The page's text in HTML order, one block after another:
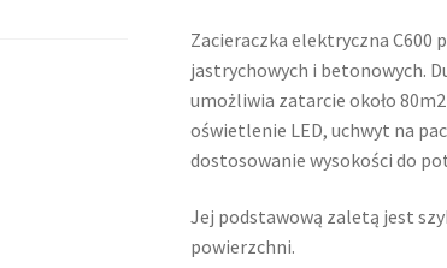
Zacieraczka elektryczna C600
jastrychowych i betonowych.
umożliwia zatarcie około
oświetlenie LED, uchwyt na
dostosowanie wysokości do
Jej podstawową zaletą jest
powierzchni.